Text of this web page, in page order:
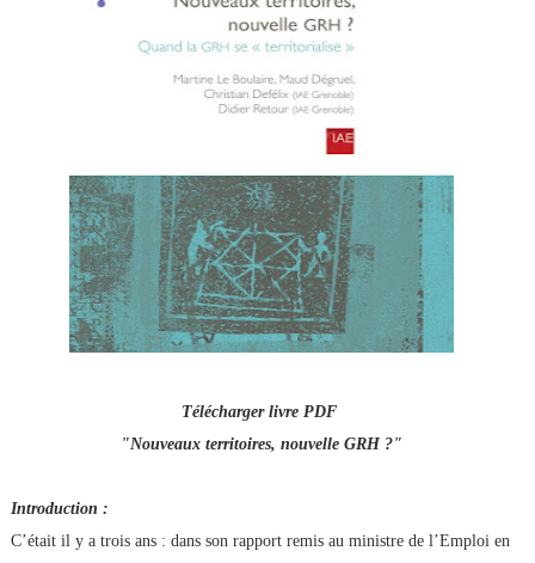
Télécharger livre PDF
"Nouveaux territoires, nouvelle GRH ?"
Introduction :
C’était il y a trois ans : dans son rapport remis au ministre de l’Emploi en